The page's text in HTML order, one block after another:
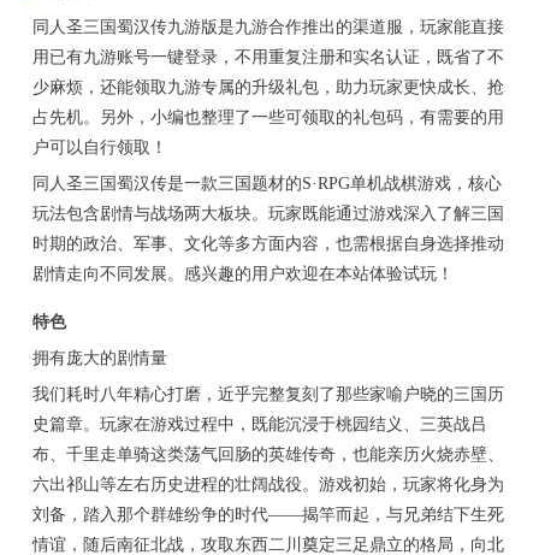
同人圣三国蜀汉传九游版是九游合作推出的渠道服，玩家能直接
用已有九游账号一键登录，不用重复注册和实名认证，既省了不
少麻烦，还能领取九游专属的升级礼包，助力玩家更快成长、抢
占先机。另外，小编也整理了一些可领取的礼包码，有需要的用
户可以自行领取！
同人圣三国蜀汉传是一款三国题材的S·RPG单机战棋游戏，核心
玩法包含剧情与战场两大板块。玩家既能通过游戏深入了解三国
时期的政治、军事、文化等多方面内容，也需根据自身选择推动
剧情走向不同发展。感兴趣的用户欢迎在本站体验试玩！
特色
拥有庞大的剧情量
我们耗时八年精心打磨，近乎完整复刻了那些家喻户晓的三国历
史篇章。玩家在游戏过程中，既能沉浸于桃园结义、三英战吕
布、千里走单骑这类荡气回肠的英雄传奇，也能亲历火烧赤壁、
六出祁山等左右历史进程的壮阔战役。游戏初始，玩家将化身为
刘备，踏入那个群雄纷争的时代——揭竿而起，与兄弟结下生死
情谊，随后南征北战，攻取东西二川奠定三足鼎立的格局，向北